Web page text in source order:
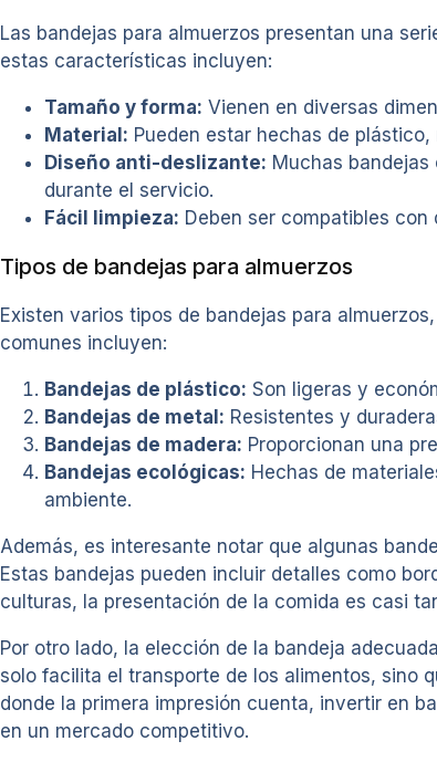
Las bandejas para almuerzos presentan una
estas características incluyen:
Tamaño y forma: Vienen en diversas
Material: Pueden estar hechas de
Diseño anti-deslizante: Muchas
durante el servicio.
Fácil limpieza: Deben ser compatibles
Tipos de bandejas para almuerzos
Existen varios tipos de bandejas para
comunes incluyen:
Bandejas de plástico: Son ligeras y
Bandejas de metal: Resistentes y
Bandejas de madera: Proporcionan una
Bandejas ecológicas: Hechas de
ambiente.
Además, es interesante notar que algunas
Estas bandejas pueden incluir detalles como
culturas, la presentación de la comida es casi
Por otro lado, la elección de la bandeja
solo facilita el transporte de los alimentos, sino
donde la primera impresión cuenta, invertir en
en un mercado competitivo.